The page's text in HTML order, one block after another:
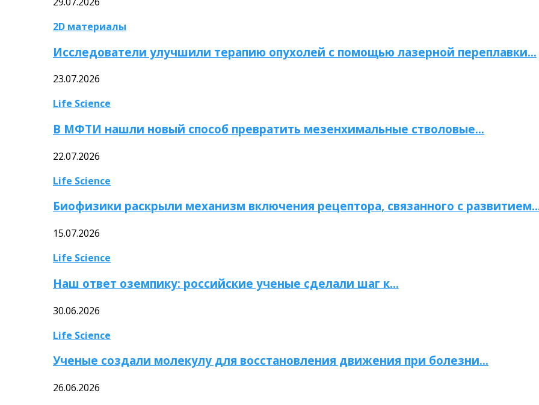
2D материалы
Исследователи улучшили терапию опухолей с помощью лазерной переплавки…
23.07.2026
Life Science
В МФТИ нашли новый способ превратить мезенхимальные стволовые…
22.07.2026
Life Science
Биофизики раскрыли механизм включения рецептора, связанного с
15.07.2026
Life Science
Наш ответ оземпику: российские ученые сделали шаг к…
30.06.2026
Life Science
Ученые создали молекулу для восстановления движения при болезни…
26.06.2026